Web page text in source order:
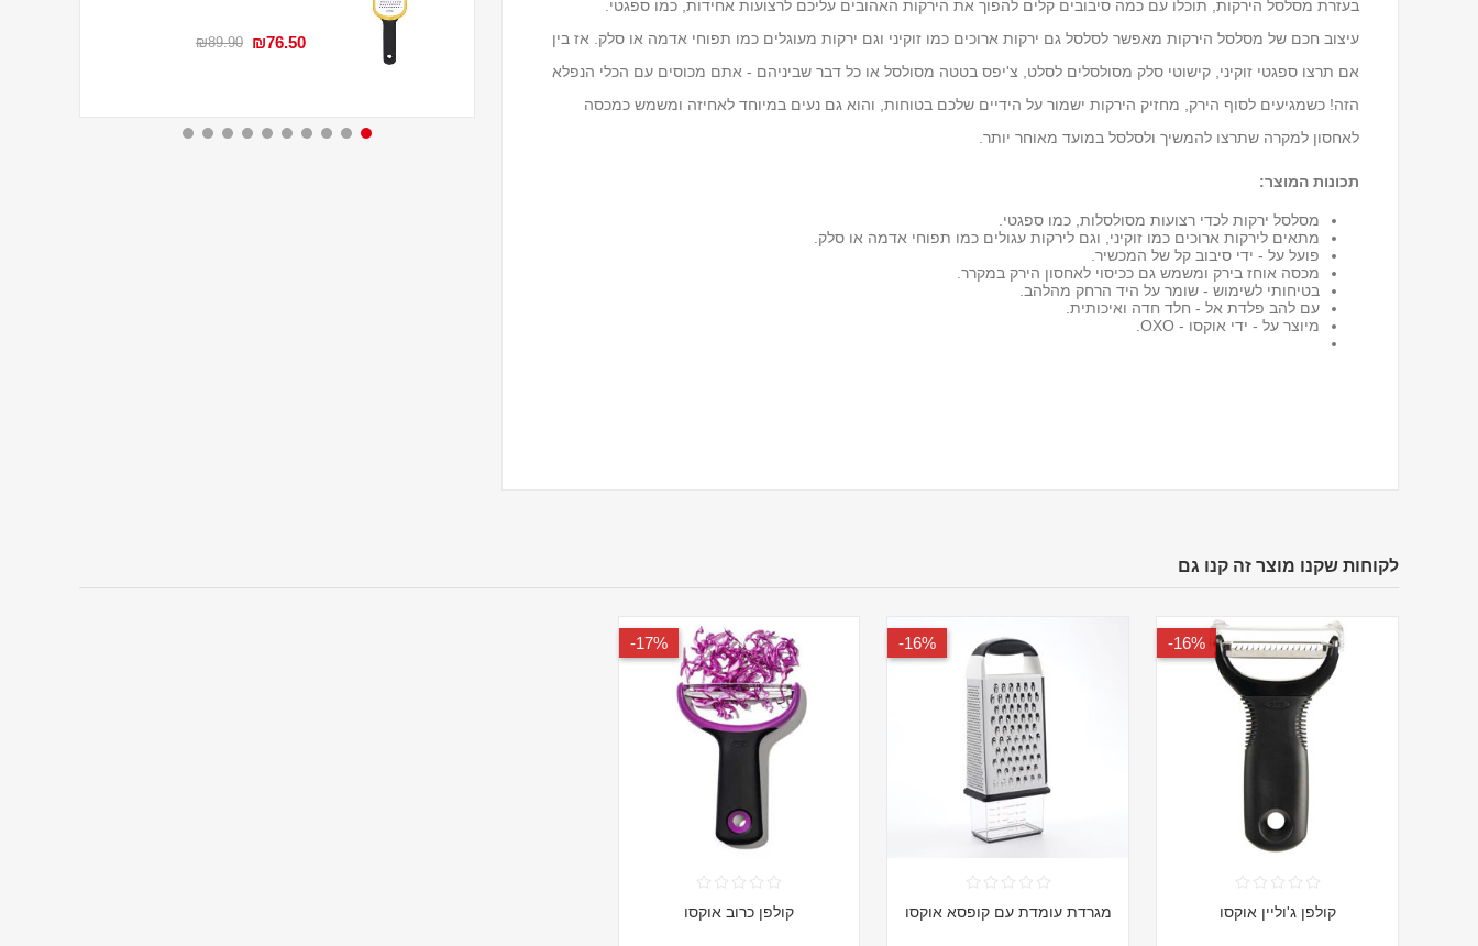
בעזרת מסלסל הירקות, תוכלו עם כמה סיבובים קלים להפוך את הירקות האהובים עליכם לרצועות אחידות, כמו ספגטי.
עיצוב חכם של מסלסל הירקות מאפשר לסלסל גם ירקות ארוכים כמו זוקיני וגם ירקות מעוגלים כמו תפוחי אדמה או סלק. אז בין
אם תרצו ספגטי זוקיני, קישוטי סלק מסולסלים לסלט, צ'יפס בטטה מסולסל או כל דבר שביניהם - אתם מכוסים עם הכלי הנפלא
הזה! כשמגיעים לסוף הירק, מחזיק הירקות ישמור על הידיים שלכם בטוחות, והוא גם נעים במיוחד לאחיזה ומשמש כמכסה
לאחסון למקרה שתרצו להמשיך ולסלסל במועד מאוחר יותר.
תכונות המוצר:
מסלסל ירקות לכדי רצועות מסולסלות, כמו ספגטי.
מתאים לירקות ארוכים כמו זוקיני, וגם לירקות עגולים כמו תפוחי אדמה או סלק.
פועל על - ידי סיבוב קל של המכשיר.
מכסה אוחז בירק ומשמש גם ככיסוי לאחסון הירק במקרר.
בטיחותי לשימוש - שומר על היד הרחק מהלהב.
עם להב פלדת אל - חלד חדה ואיכותית.
מיוצר על - ידי אוקסו - OXO.
מעמד לכוסות חד פעמיים
Tosca
₪59.00
₪76.50
₪89.90
לקוחות שקנו מוצר זה קנו גם
16%-
קולפן ג'וליין אוקסו
16%-
מגרדת עומדת עם קופסא אוקסו
17%-
קולפן כרוב אוקסו